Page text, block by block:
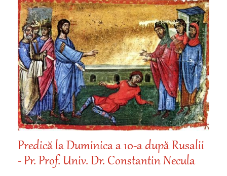
Predică la Duminica a 10-a după Rusalii
- Pr. Prof. Univ. Dr. Constantin Necula